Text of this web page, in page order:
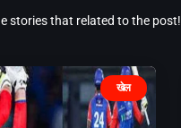
stories that related to the post!
खेल